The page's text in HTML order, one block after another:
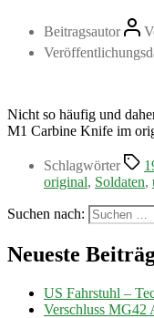
Beitragsautor
Nicht so häufig und
M1 Carbine Knife im
Schlagwörter
original, Soldaten,
Suchen nach:
Neueste
US Fahrstuhl –
Verschluss MG42